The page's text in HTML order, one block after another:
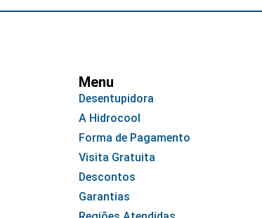
Menu
Desentupidora
A Hidrocool
Forma de Pagamento
Visita Gratuita
Descontos
Garantias